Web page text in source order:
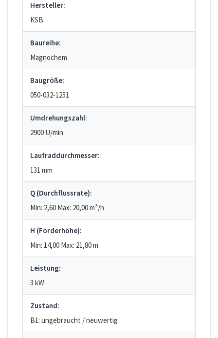
Hersteller:
KSB
Baureihe:
Magnochem
Baugröße:
050-032-1251
Umdrehungszahl:
2900 U/min
Laufraddurchmesser:
131 mm
Q (Durchflussrate):
Min: 2,60 Max: 20,00m³/h
H (Förderhöhe):
Min: 14,00 Max: 21,80m
Leistung:
3 kW
Zustand:
B1: ungebraucht / neuwertig